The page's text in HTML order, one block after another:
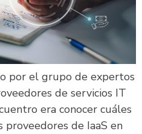
por el grupo de expertos
de servicios IT
era conocer cuáles
de IaaS en